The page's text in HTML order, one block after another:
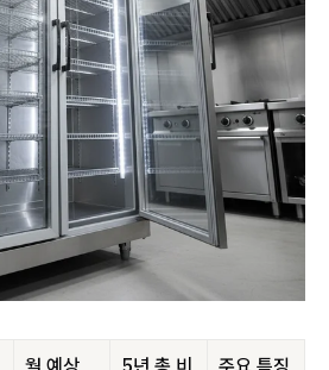
월 예상
5년 총 비
주요 특징